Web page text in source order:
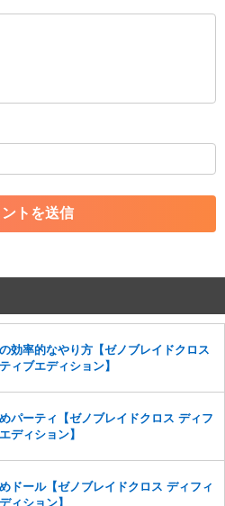
によってはコメント削除や書き込み制
投稿すること
が絡む内容の投稿
内容の投稿
判断した投稿
ださい。
元ができませんのでご注意くだ
弊社に損害の及ぶ内容の書き込みがあ
いただく場合もございますので、あら
効率的なやり方【ゼノブレイドクロス
ィブエディション】
パーティ【ゼノブレイドクロス ディフ
ディション】
ドール【ゼノブレイドクロス ディフィ
ィション】